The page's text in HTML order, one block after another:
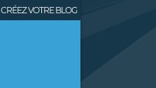
CRÉEZ VOTRE BLOG